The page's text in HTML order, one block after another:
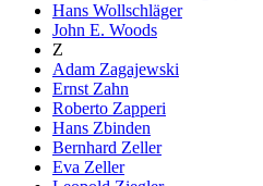
Hans Wollschläger
John E. Woods
Z
Adam Zagajewski
Ernst Zahn
Roberto Zapperi
Hans Zbinden
Bernhard Zeller
Eva Zeller